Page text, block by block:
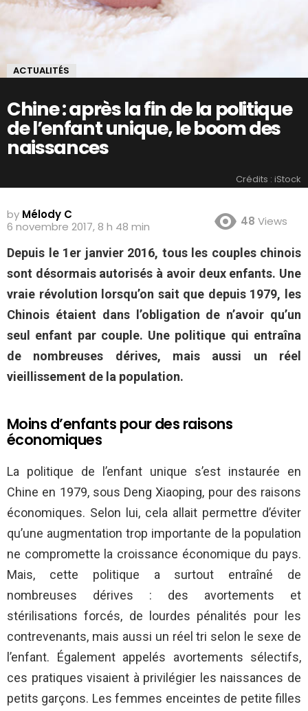
ACTUALITÉS
Chine : après la fin de la politique
de l’enfant unique, le boom des
naissances
Crédits : iStock
by Mélody C
6 novembre 2017, 8 h 48 min
48 Views
Depuis le 1er janvier 2016, tous les couples chinois
sont désormais autorisés à avoir deux enfants. Une
vraie révolution lorsqu’on sait que depuis 1979, les
Chinois étaient dans l’obligation de n’avoir qu’un
seul enfant par couple. Une politique qui entraîna
de nombreuses dérives, mais aussi un réel
vieillissement de la population.
Moins d’enfants pour des raisons
économiques
La politique de l’enfant unique s’est instaurée en
Chine en 1979, sous Deng Xiaoping, pour des raisons
économiques. Selon lui, cela allait permettre d’éviter
qu’une augmentation trop importante de la population
ne compromette la croissance économique du pays.
Mais, cette politique a surtout entraîné de
nombreuses dérives : des avortements et
stérilisations forcés, de lourdes pénalités pour les
contrevenants, mais aussi un réel tri selon le sexe de
l’enfant. Également appelés avortements sélectifs,
ces pratiques visaient à privilégier les naissances de
petits garçons. Les femmes enceintes de petite filles